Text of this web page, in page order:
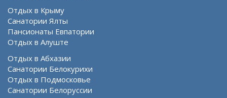
Отдых в Крыму
Санатории Ялты
Пансионаты Евпатории
Отдых в Алуште
Отдых в Абхазии
Санатории Белокурихи
Отдых в Подмосковье
Санатории Белоруссии